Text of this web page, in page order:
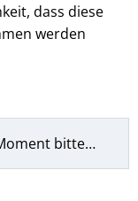
dass diese
werden
bitte…